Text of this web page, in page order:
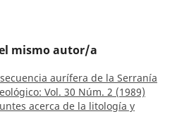
mismo autor/a
aurífera de la Serranía
Vol. 30 Núm. 2 (1989)
acerca de la litología y